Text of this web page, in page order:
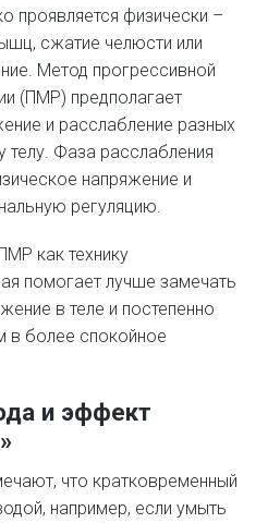
проявляется физически –
сжатие челюсти или
Метод прогрессивной
(ПМР) предполагает
и расслабление разных
Фаза расслабления
напряжение и
регуляцию.
как технику
помогает лучше замечать
в теле и постепенно
в более спокойное
и эффект
что кратковременный
например, если умыть